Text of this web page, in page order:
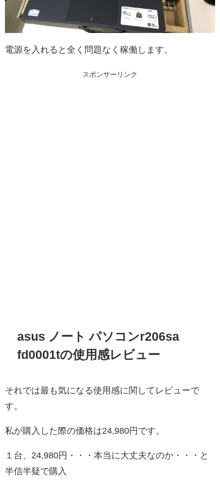
電源を入れると全く問題なく稼働します。
スポンサーリンク
asus ノート パソコンr206sa
fd0001tの使用感レビュー
それでは最も気になる使用感に関してレビューで
す。
私が購入した際の価格は24,980円です。
１台、24,980円・・・本当に大丈夫なのか・・・と
半信半疑で購入